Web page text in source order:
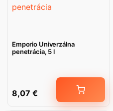
Emporio Univerzálna
penetrácia, 5 l
8,07 €